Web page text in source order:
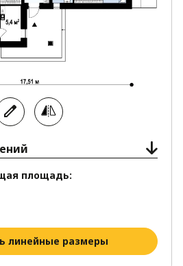
площадь:
линейные размеры